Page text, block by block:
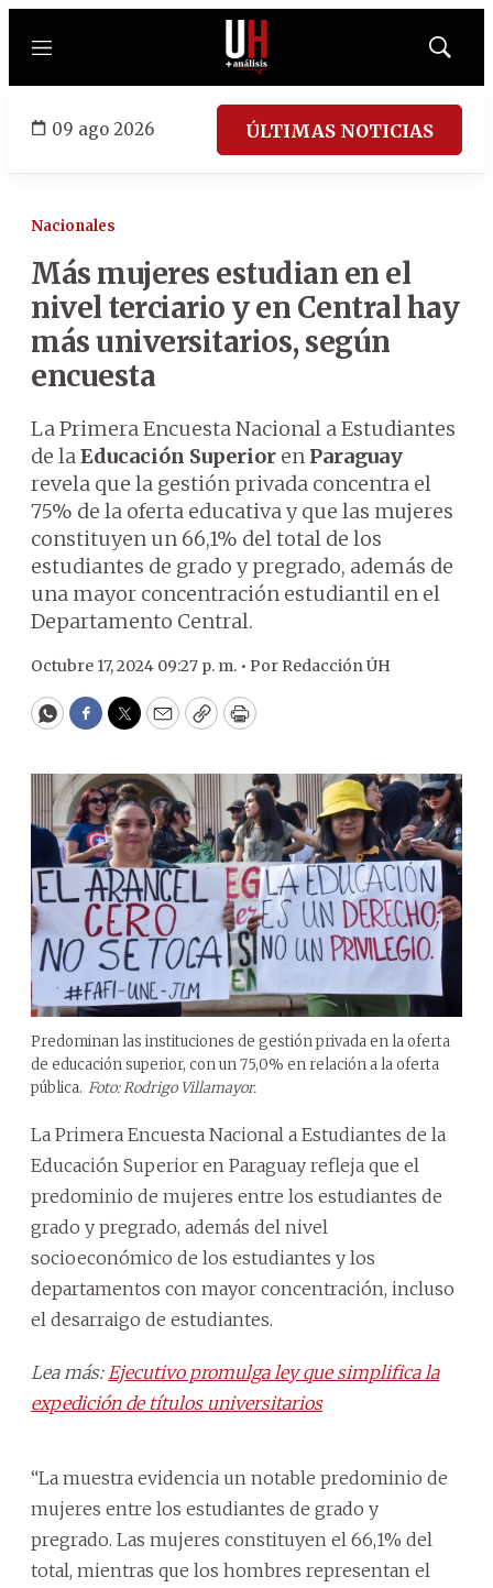
Menú
Mostrar
09 ago 2026 ÚLTIMAS NOTICIAS
Nacionales
Más mujeres estudian en el
nivel terciario y en Central hay
más universitarios, según
encuesta
La Primera Encuesta Nacional a Estudiantes
de laEducación Superior en Paraguay
revela que la gestión privada concentra el
75% de la oferta educativa y que las mujeres
constituyen un 66,1% del total de los
estudiantes de grado y pregrado, además de
una mayor concentración estudiantil en el
Departamento Central.
Octubre 17, 2024 09:27 p. m. • Por Redacción ÚH
WhatsApp
Facebook
Twitter
EmailCopyPrint
Predominan las instituciones de gestión privada en la oferta
de educación superior, con un 75,0% en relación a la oferta
pública. Foto: Rodrigo Villamayor.
La Primera Encuesta Nacional a Estudiantes de la
Educación Superior en Paraguay refleja que el
predominio de mujeres entre los estudiantes de
grado y pregrado, además del nivel
socioeconómico de los estudiantes y los
departamentos con mayor concentración, incluso
el desarraigo de estudiantes.
Lea más: Ejecutivo promulga ley que simplifica la
expedición de títulos universitarios
“La muestra evidencia un notable predominio de
mujeres entre los estudiantes de grado y
pregrado. Las mujeres constituyen el 66,1% del
total, mientras que los hombres representan el